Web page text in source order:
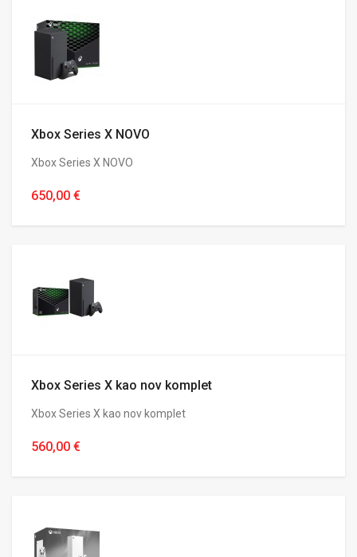
Xbox Series X NOVO
Xbox Series X NOVO
650,00 €
Xbox Series X kao nov komplet
Xbox Series X kao nov komplet
560,00 €